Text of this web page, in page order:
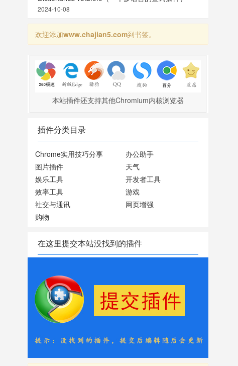
2024-10-08
欢迎添加www.chajian5.com到书签。
本站插件还支持其他Chromium内核浏览器
插件分类目录
Chrome实用技巧分享
办公助手
图片插件
天气
娱乐工具
开发者工具
效率工具
游戏
社交与通讯
网页增强
购物
在这里提交本站没找到的插件